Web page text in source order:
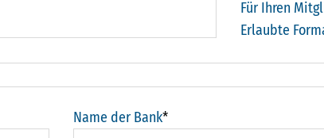
Für Ihren
Erlaubte
Name der Bank*